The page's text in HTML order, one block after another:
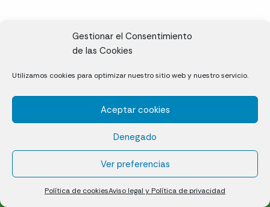
Gestionar el Consentimiento
de las Cookies
Utilizamos cookies para optimizar nuestro sitio web y nuestro servicio.
Aceptar cookies
Denegado
Ver preferencias
Política de cookiesAviso legal y Política de privacidad
Cáceres
Césped natural en tepes
Política de cookies (UE)
Aviso legal y Política de privacidad
¿Quiénes somos?
Contacto